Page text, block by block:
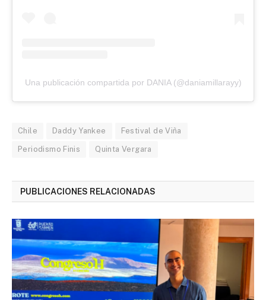
Una publicación compartida por DANIA (@daniamillarayy)
Chile Daddy Yankee Festival de Viña
Periodismo Finis Quinta Vergara
PUBLICACIONES RELACIONADAS